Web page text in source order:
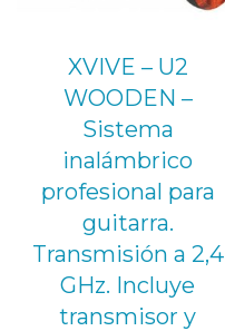
XVIVE – U2
WOODEN –
Sistema
inalámbrico
profesional para
guitarra.
Transmisión a 2,4
GHz. Incluye
transmisor y